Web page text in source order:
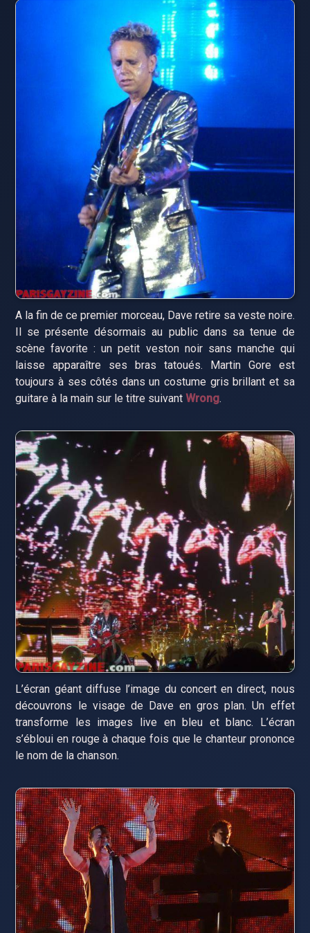
A la fin de ce premier morceau, Dave retire sa veste noire.
Il se présente désormais au public dans sa tenue de
scène favorite : un petit veston noir sans manche qui
laisse apparaître ses bras tatoués. Martin Gore est
toujours à ses côtés dans un costume gris brillant et sa
guitare à la main sur le titre suivant Wrong.
L’écran géant diffuse l’image du concert en direct, nous
découvrons le visage de Dave en gros plan. Un effet
transforme les images live en bleu et blanc. L’écran
s’ébloui en rouge à chaque fois que le chanteur prononce
le nom de la chanson.